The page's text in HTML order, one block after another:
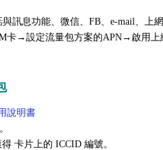
訊息功能、微信、FB、e-mail、上
卡→設定流量包方案的APN→啟用上
說明書
卡片上的 ICCID 編號。